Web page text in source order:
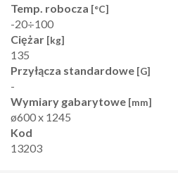
Temp. robocza [°C]
-20÷100
Ciężar [kg]
135
Przyłącza standardowe [G]
-
Wymiary gabarytowe [mm]
ø600 x 1245
Kod
13203